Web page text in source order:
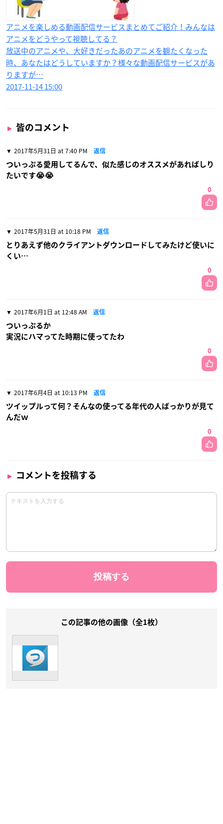
アニメを楽しめる動画配信サービスまとめてご紹介！みんなは
アニメをどうやって視聴してる？
放送中のアニメや、大好きだったあのアニメを観たくなった
時、あなたはどうしていますか？様々な動画配信サービスがあ
りますが…
2017-11-14 15:00
皆のコメント
2017年5月31日 at 7:40 PM 返信
ついっぷる愛用してるんで、似た感じのオススメがあればしり
たいです😭😭
0
2017年5月31日 at 10:18 PM 返信
とりあえず他のクライアントダウンロードしてみたけど使いに
くい…
0
2017年6月1日 at 12:48 AM 返信
ついっぷるか
実況にハマってた時期に使ってたわ
0
2017年6月4日 at 10:13 PM 返信
ツイップルって何？そんなの使ってる年代の人ばっかりが見て
んだｗ
0
コメントを投稿する
この記事の他の画像（全1枚）